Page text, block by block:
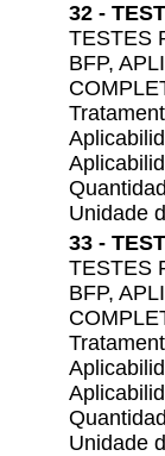
32 -
TESTES
BFP,
Unidade
33 -
TESTES
BFP,
Unidade